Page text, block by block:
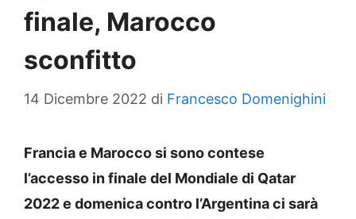
finale, Marocco
sconfitto
14 Dicembre 2022 di Francesco Domenighini
Francia e Marocco si sono contese
l’accesso in finale del Mondiale di Qatar
2022 e domenica contro l’Argentina ci sarà